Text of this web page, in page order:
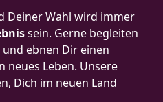
Deiner Wahl wird immer
sein. Gerne begleiten
ebnen Dir einen
neues Leben. Unsere
Dich im neuen Land